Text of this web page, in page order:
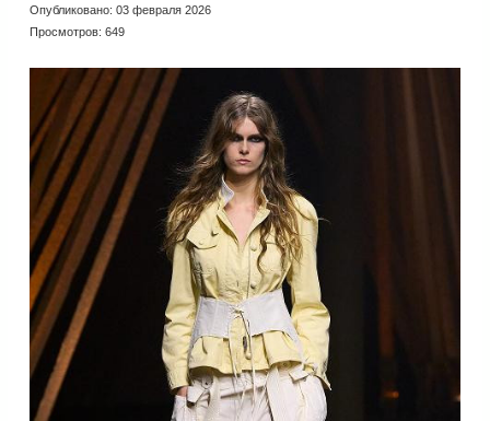
Опубликовано: 03 февраля 2026
Просмотров: 649